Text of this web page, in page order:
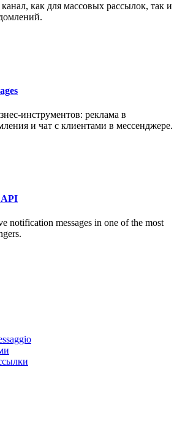
как для массовых рассылок, так и
инструментов: реклама в
и чат с клиентами в мессенджере.
API
notification messages in one of the most